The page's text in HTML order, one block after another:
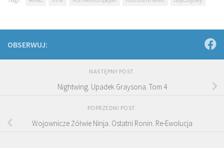
OBSERWUJ:
NASTĘPNY POST
Nightwing. Upadek Graysona. Tom 4
POPRZEDNI POST
Wojownicze Żółwie Ninja. Ostatni Ronin. Re-Ewolucja